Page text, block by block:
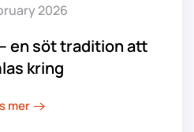
2026
en söt tradition att
kring
mer